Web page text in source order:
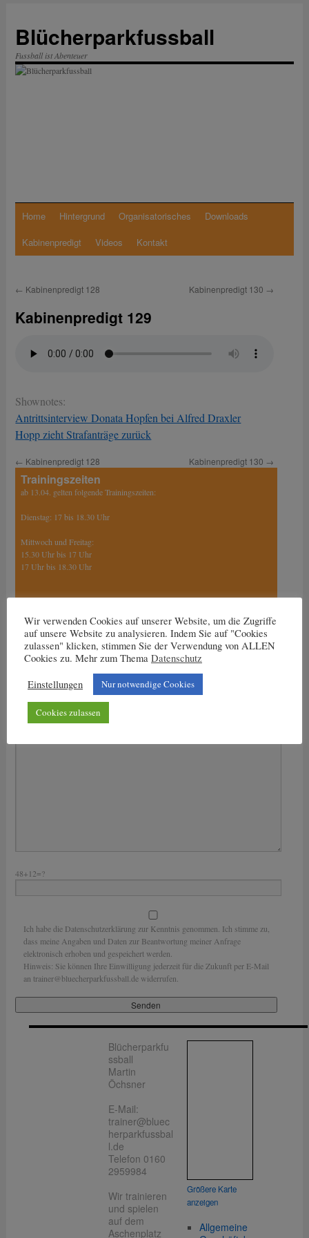
springen
Blücherparkfussball
Fussball ist Abenteuer
Home Hintergrund Organisatorisches
Downloads
Kabinenpredigt
Videos Kontakt
← Kabinenpredigt 128 Kabinenpredigt 130 →
Kabinenpredigt 129
Shownotes:
Antrittsinterview Donata Hopfen bei Alfred Draxler
Hopp zieht Strafanträge zurück
← Kabinenpredigt 128 Kabinenpredigt 130 →
Trainingszeiten
ab 13.04. gelten folgende Trainingszeiten:
Dienstag: 17 bis 18.30 Uhr
Mittwoch und Freitag:
15.30 Uhr bis 17 Uhr
17 Uhr bis 18.30 Uhr
Nachricht an den Trainer
Dein Name
Bitte lasse dieses Feld leer.
Deine Nachricht
48+12=?
Ich habe die Datenschutzerklärung zur Kenntnis genommen. Ich stimme zu,
dass meine Angaben und Daten zur Beantwortung meiner Anfrage
elektronisch erhoben und gespeichert werden.
Hinweis: Sie können Ihre Einwilligung jederzeit für die Zukunft per E-Mail
an trainer@bluecherparkfussball.de widerrufen.
Blücherparkfu
ssball
Martin
Öchsner
E-Mail:
trainer@bluec
herparkfussbal
l.de
Telefon 0160
2959984
Wir trainieren
und spielen
auf dem
Aschenplatz
Größere Karte
anzeigen
Allgemeine
Wir verwenden Cookies auf unserer Website, um die Zugriffe
auf unsere Website zu analysieren. Indem Sie auf "Cookies
zulassen" klicken, stimmen Sie der Verwendung von ALLEN
Cookies zu. Mehr zum Thema Datenschutz
Einstellungen
Nur notwendige Cookies
Cookies zulassen